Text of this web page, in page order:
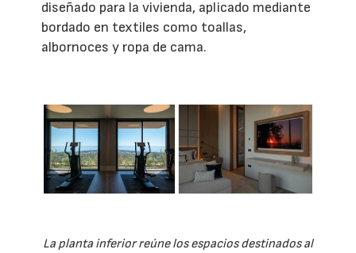
diseñado para la vivienda, aplicado mediante
bordado en textiles como toallas,
albornoces y ropa de cama.
La planta inferior reúne los espacios destinados al